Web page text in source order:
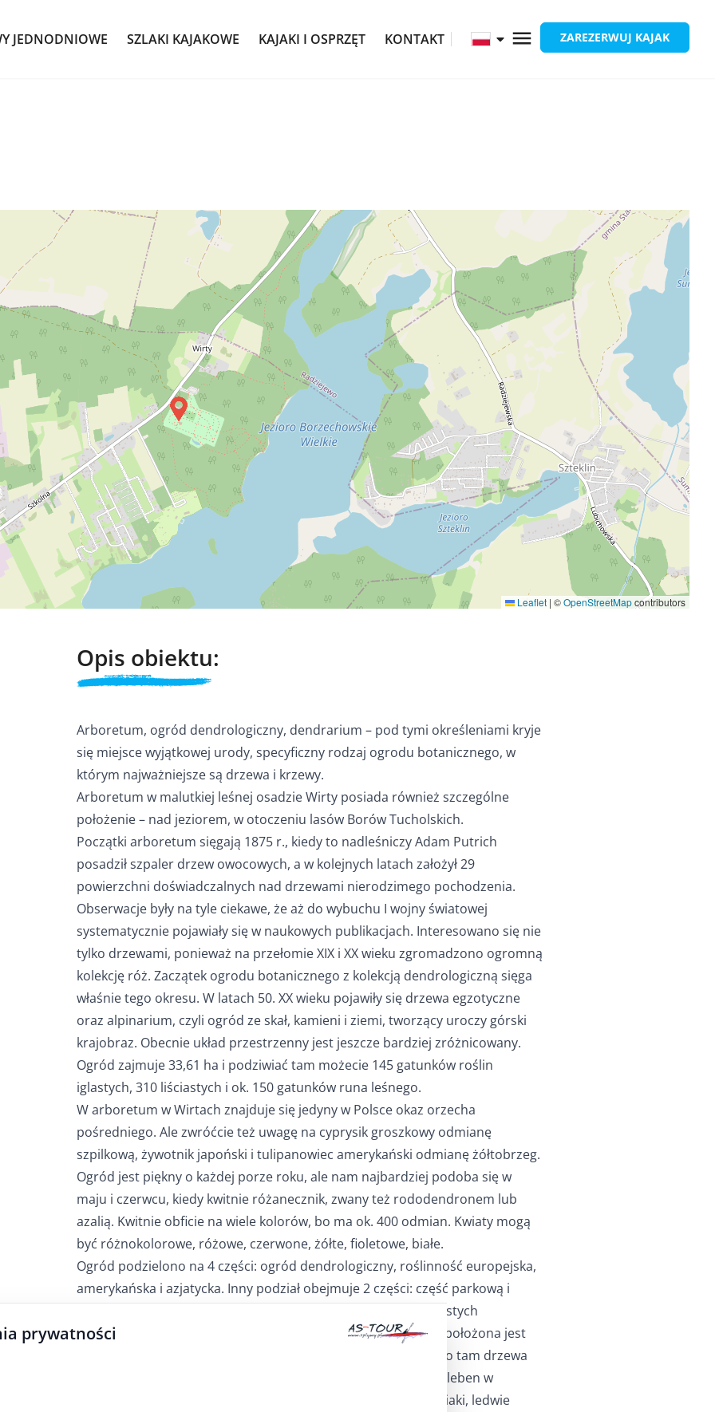
JEDNODNIOWE SZLAKI KAJAKOWE KAJAKI I OSPRZĘT KONTAKT ZAREZERWUJ KAJAK
Leaflet | ©OpenStreetMapcontributors
Opis obiektu:
Arboretum, ogród dendrologiczny, dendrarium – pod tymi określeniami kryje
się miejsce wyjątkowej urody, specyficzny rodzaj ogrodu botanicznego, w
którym najważniejsze są drzewa i krzewy.
Arboretum w malutkiej leśnej osadzie Wirty posiada również szczególne
położenie – nad jeziorem, w otoczeniu lasów Borów Tucholskich.
Początki arboretum sięgają 1875 r., kiedy to nadleśniczy Adam Putrich
posadził szpaler drzew owocowych, a w kolejnych latach założył 29
powierzchni doświadczalnych nad drzewami nierodzimego pochodzenia.
Obserwacje były na tyle ciekawe, że aż do wybuchu I wojny światowej
systematycznie pojawiały się w naukowych publikacjach. Interesowano się nie
tylko drzewami, ponieważ na przełomie XIX i XX wieku zgromadzono ogromną
kolekcję róż. Zaczątek ogrodu botanicznego z kolekcją dendrologiczną sięga
właśnie tego okresu. W latach 50. XX wieku pojawiły się drzewa egzotyczne
oraz alpinarium, czyli ogród ze skał, kamieni i ziemi, tworzący uroczy górski
krajobraz. Obecnie układ przestrzenny jest jeszcze bardziej zróżnicowany.
Ogród zajmuje 33,61 ha i podziwiać tam możecie 145 gatunków roślin
iglastych, 310 liściastych i ok. 150 gatunków runa leśnego.
W arboretum w Wirtach znajduje się jedyny w Polsce okaz orzecha
pośredniego. Ale zwróćcie też uwagę na cyprysik groszkowy odmianę
szpilkową, żywotnik japoński i tulipanowiec amerykański odmianę żółtobrzeg.
Ogród jest piękny o każdej porze roku, ale nam najbardziej podoba się w
maju i czerwcu, kiedy kwitnie różanecznik, zwany też rododendronem lub
azalią. Kwitnie obficie na wiele kolorów, bo ma ok. 400 odmian. Kwiaty mogą
być różnokolorowe, różowe, czerwone, żółte, fioletowe, białe.
Ogród podzielono na 4 części: ogród dendrologiczny, roślinność europejska,
amerykańska i azjatycka. Inny podział obejmuje 2 części: część parkową i
część leśną. Część parkowa składa się z drzew iglastych i liściastych
posadzonych przy alejach. Wygląda niczym park. Część leśna położona jest
nad jeziorem Borzechowskim, przecinają ją dolinki. Posadzono tam drzewa
egzotyczne i niemal dwustuletnie drzewa krajowe. Peter Wohlleben w
„Sekretnym życiu drzew” pisze, że 100-letnie drzewa to młodziaki, ledwie
prywatności